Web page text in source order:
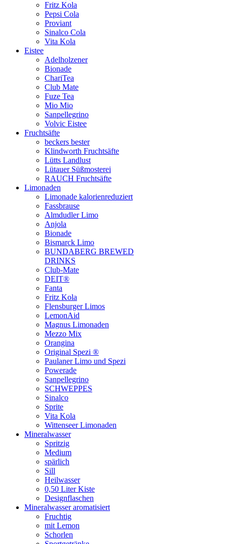
Fritz Kola
Pepsi Cola
Proviant
Sinalco Cola
Vita Kola
Eistee
Adelholzener
Bionade
ChariTea
Club Mate
Fuze Tea
Mio Mio
Sanpellegrino
Volvic Eistee
Fruchtsäfte
beckers bester
Klindworth Fruchtsäfte
Lütts Landlust
Lütauer Süßmosterei
RAUCH Fruchtsäfte
Limonaden
Limonade kalorienreduziert
Fassbrause
Almdudler Limo
Anjola
Bionade
Bismarck Limo
BUNDABERG BREWED
DRINKS
Club-Mate
DEIT®
Fanta
Fritz Kola
Flensburger Limos
LemonAid
Magnus Limonaden
Mezzo Mix
Orangina
Original Spezi ®
Paulaner Limo und Spezi
Powerade
Sanpellegrino
SCHWEPPES
Sinalco
Sprite
Vita Kola
Wittenseer Limonaden
Mineralwasser
Spritzig
Medium
spärlich
Sill
Heilwasser
0,50 Liter Kiste
Designflaschen
Mineralwasser aromatisiert
Fruchtig
mit Lemon
Schorlen